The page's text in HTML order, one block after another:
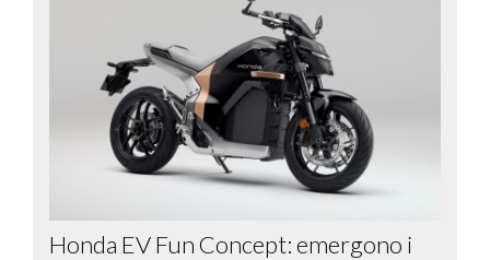
Honda EV Fun Concept: emergono i